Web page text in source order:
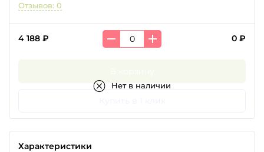
Отзывов: 0
4 188 ₽ 0 ₽
Нет в наличии
Характеристики